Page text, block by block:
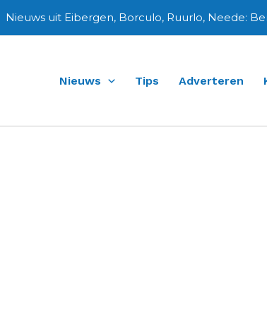
Nieuws uit Eibergen, Borculo, Ruurlo, Neede:
Nieuws Tips Adverteren